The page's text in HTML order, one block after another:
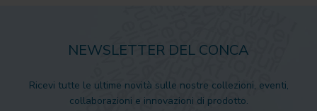
NEWSLETTER DEL CONCA
Ricevi tutte le ultime novità sulle nostre collezioni, eventi,
collaborazioni e innovazioni di prodotto.